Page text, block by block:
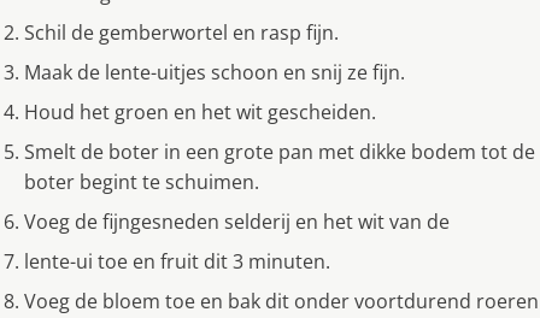
Schil de gemberwortel en rasp fijn.
Maak de lente-uitjes schoon en snij ze fijn.
Houd het groen en het wit gescheiden.
Smelt de boter in een grote pan met dikke bodem tot de
boter begint te schuimen.
Voeg de fijngesneden selderij en het wit van de
lente-ui toe en fruit dit 3 minuten.
Voeg de bloem toe en bak dit onder voortdurend roeren